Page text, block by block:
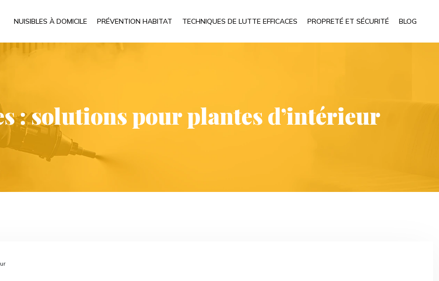
NUISIBLES À DOMICILE PRÉVENTION HABITAT TECHNIQUES DE LUTTE EFFICACES PROPRETÉ ET SÉCURITÉ BLOG
: solutions pour plantes d’intérieur